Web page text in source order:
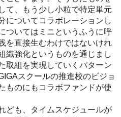
て、もう少し小粒で特定単元
についてコラボレーションし
ついてはミニというふうに呼
を直接生むわけではないけれ
織強化というものを通じまし
取組を実現していくパターン
スクールの推進校のビジョ
ものにもコラボファンドが使
ども、タイムスケジュールが